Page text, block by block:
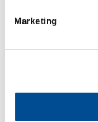
Marketing